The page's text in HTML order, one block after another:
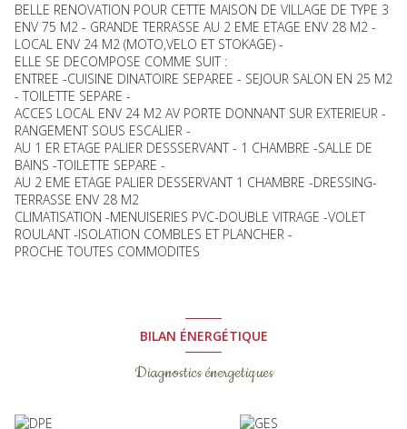
BELLE RENOVATION POUR CETTE MAISON DE VILLAGE DE TYPE 3
ENV 75 M2 - GRANDE TERRASSE AU 2 EME ETAGE ENV 28 M2 -
LOCAL ENV 24 M2 (MOTO,VELO ET STOKAGE) -
ELLE SE DECOMPOSE COMME SUIT :
ENTREE -CUISINE DINATOIRE SEPAREE - SEJOUR SALON EN 25 M2
- TOILETTE SEPARE -
ACCES LOCAL ENV 24 M2 AV PORTE DONNANT SUR EXTERIEUR -
RANGEMENT SOUS ESCALIER -
AU 1 ER ETAGE PALIER DESSSERVANT - 1 CHAMBRE -SALLE DE
BAINS -TOILETTE SEPARE -
AU 2 EME ETAGE PALIER DESSERVANT 1 CHAMBRE -DRESSING-
TERRASSE ENV 28 M2
CLIMATISATION -MENUISERIES PVC-DOUBLE VITRAGE -VOLET
ROULANT -ISOLATION COMBLES ET PLANCHER -
PROCHE TOUTES COMMODITES
BILAN ÉNERGÉTIQUE
Diagnostics énergetiques